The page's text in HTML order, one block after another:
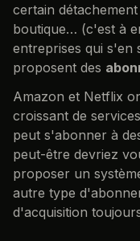
certain
boutique… (c'est à
entreprises qui s'en
proposent des
Amazon et Netflix
croissant de
peut s'abonner à
peut-être devriez
proposer un
autre type
d'acquisition